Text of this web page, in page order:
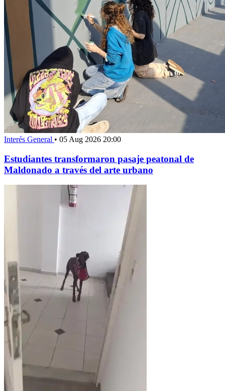
Interés General • 05 Aug 2026 20:00
Estudiantes transformaron pasaje peatonal de
Maldonado a través del arte urbano